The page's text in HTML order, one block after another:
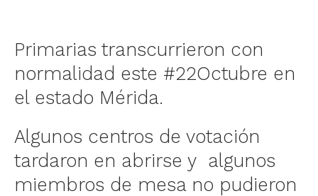
Primarias transcurrieron con
normalidad este #22Octubre en
el estado Mérida.
Algunos centros de votación
tardaron en abrirse y algunos
miembros de mesa no pudieron